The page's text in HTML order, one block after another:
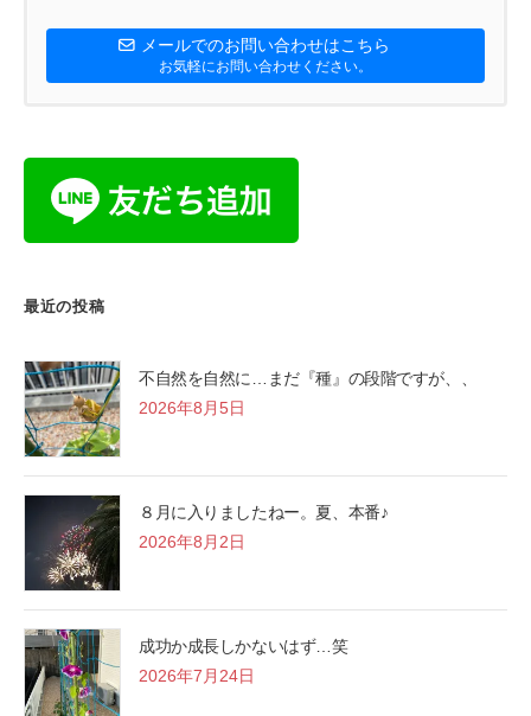
メールでのお問い合わせはこちら
お気軽にお問い合わせください。
最近の投稿
不自然を自然に…まだ『種』の段階ですが、、
2026年8月5日
８月に入りましたねー。夏、本番♪
2026年8月2日
成功か成長しかないはず…笑
2026年7月24日